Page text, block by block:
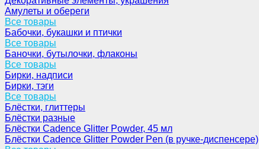
Амулеты и обереги
Все товары
Бабочки, букашки и птички
Все товары
Баночки, бутылочки, флаконы
Все товары
Бирки, надписи
Бирки, тэги
Все товары
Блёстки, глиттеры
Блёстки разные
Блёстки Cadence Glitter Powder, 45 мл
Блёстки Cadence Glitter Powder Pen (в ручке-диспенсере)